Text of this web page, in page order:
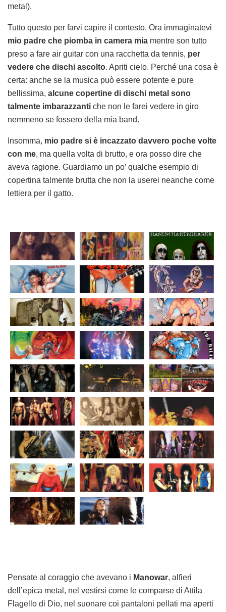
metal).
Tutto questo per farvi capire il contesto. Ora immaginatevi
mio padre che piomba in camera mia mentre son tutto
preso a fare air guitar con una racchetta da tennis, per
vedere che dischi ascolto. Apriti cielo. Perché una cosa è
certa: anche se la musica può essere potente e pure
bellissima, alcune copertine di dischi metal sono
talmente imbarazzanti che non le farei vedere in giro
nemmeno se fossero della mia band.
Insomma, mio padre si è incazzato davvero poche volte
con me, ma quella volta di brutto, e ora posso dire che
aveva ragione. Guardiamo un po’ qualche esempio di
copertina talmente brutta che non la userei neanche come
lettiera per il gatto.
Pensate al coraggio che avevano i Manowar, alfieri
dell’epica metal, nel vestirsi come le comparse di Attila
Flagello di Dio, nel suonare coi pantaloni pellati ma aperti